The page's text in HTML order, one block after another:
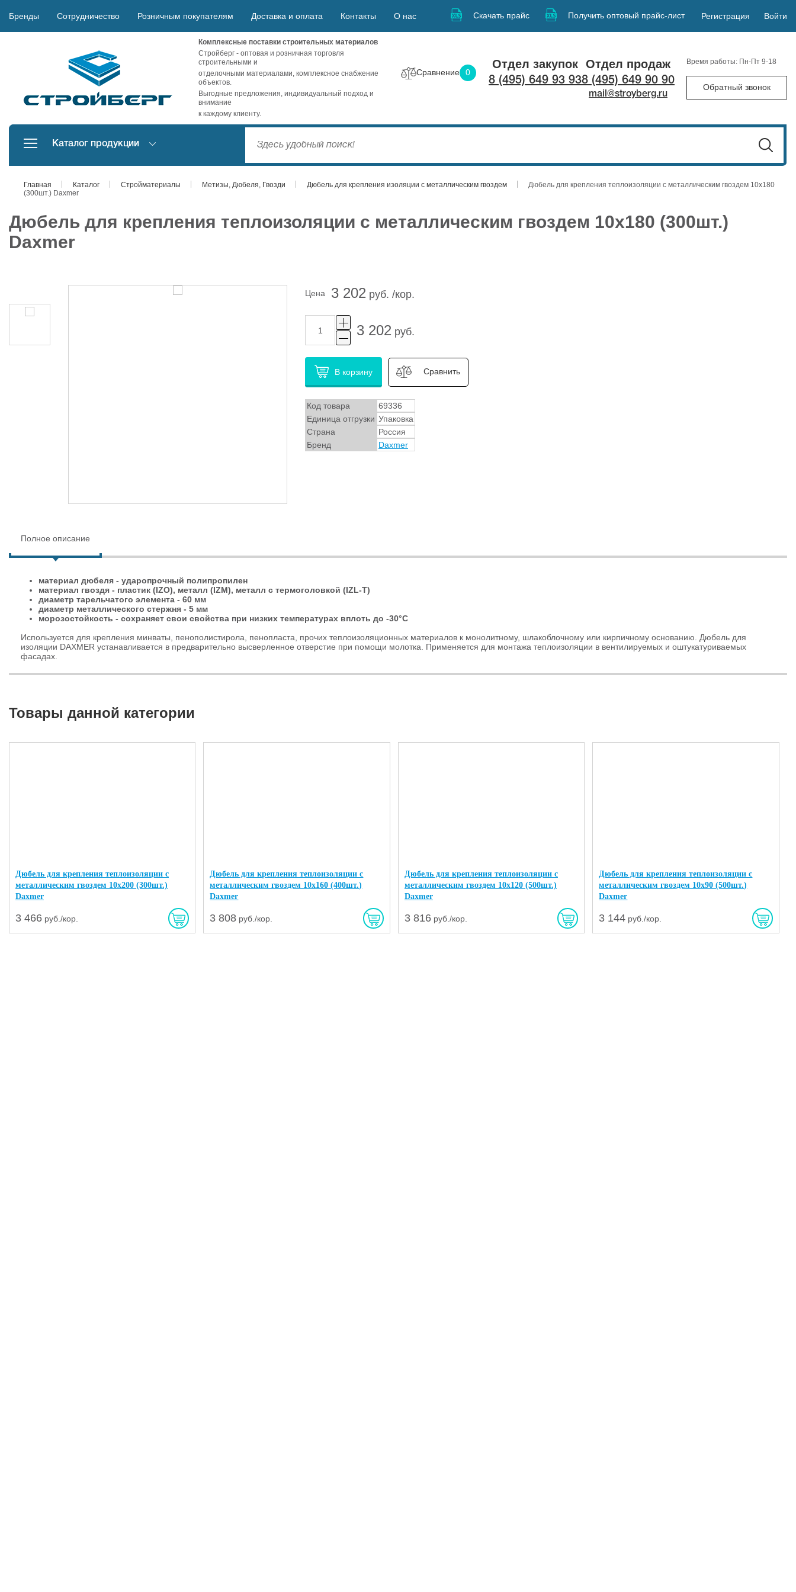
Бренды Сотрудничество Розничным покупателям Доставка и оплата Контакты О нас Скачать прайс Получить оптовый прайс-лист Регистрация Войти
Комплексные поставки строительных материалов
Стройберг - оптовая и розничная торговля
строительными и
отделочными материалами, комплексное снабжение
объектов.
Выгодные предложения, индивидуальный подход и
внимание
к каждому клиенту.
Сравнение 0
Отдел закупок
8 (495) 649 93 93
Отдел продаж
8 (495) 649 90 90
mail@stroyberg.ru
Время работы: Пн-Пт 9-18
Обратный звонок
Каталог продукции
Главная Каталог Стройматериалы Метизы, Дюбеля, Гвозди Дюбель для крепления изоляции с металлическим гвоздем
Дюбель для крепления теплоизоляции с металлическим гвоздем 10х180
(300шт.) Daxmer
Дюбель для крепления теплоизоляции с металлическим гвоздем 10х180 (300шт.)
Daxmer
Цена 3 202 руб. /кор.
3 202 руб.
В корзину Сравнить
Код товара
69336
Единица отгрузки Упаковка
Страна
Россия
Бренд
Daxmer
Полное описание
материал дюбеля - ударопрочный полипропилен
материал гвоздя - пластик (IZO), металл (IZM), металл с термоголовкой (IZL-T)
диаметр тарельчатого элемента - 60 мм
диаметр металлического стержня - 5 мм
морозостойкость - сохраняет свои свойства при низких температурах вплоть до -30°C
Используется для крепления минваты, пенополистирола, пенопласта, прочих теплоизоляционных материалов к монолитному, шлакоблочному или кирпичному основанию. Дюбель для
изоляции DAXMER устанавливается в предварительно высверленное отверстие при помощи молотка. Применяется для монтажа теплоизоляции в вентилируемых и оштукатуриваемых
фасадах.
Товары данной категории
Дюбель для крепления теплоизоляции с
металлическим гвоздем 10х200 (300шт.)
Daxmer
3 466 руб./кор.
Дюбель для крепления теплоизоляции с
металлическим гвоздем 10х160 (400шт.)
Daxmer
3 808 руб./кор.
Дюбель для крепления теплоизоляции с
металлическим гвоздем 10х120 (500шт.)
Daxmer
3 816руб./кор.
Дюбель для крепления теплоизоляции с
металлическим гвоздем 10х90 (500шт.)
Daxmer
3 144 руб./кор.